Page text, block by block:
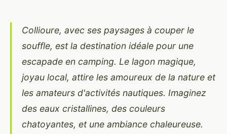
Collioure, avec ses paysages à couper le
souffle, est la destination idéale pour une
escapade en camping. Le lagon magique,
joyau local, attire les amoureux de la nature et
les amateurs d'activités nautiques. Imaginez
des eaux cristallines, des couleurs
chatoyantes, et une ambiance chaleureuse.